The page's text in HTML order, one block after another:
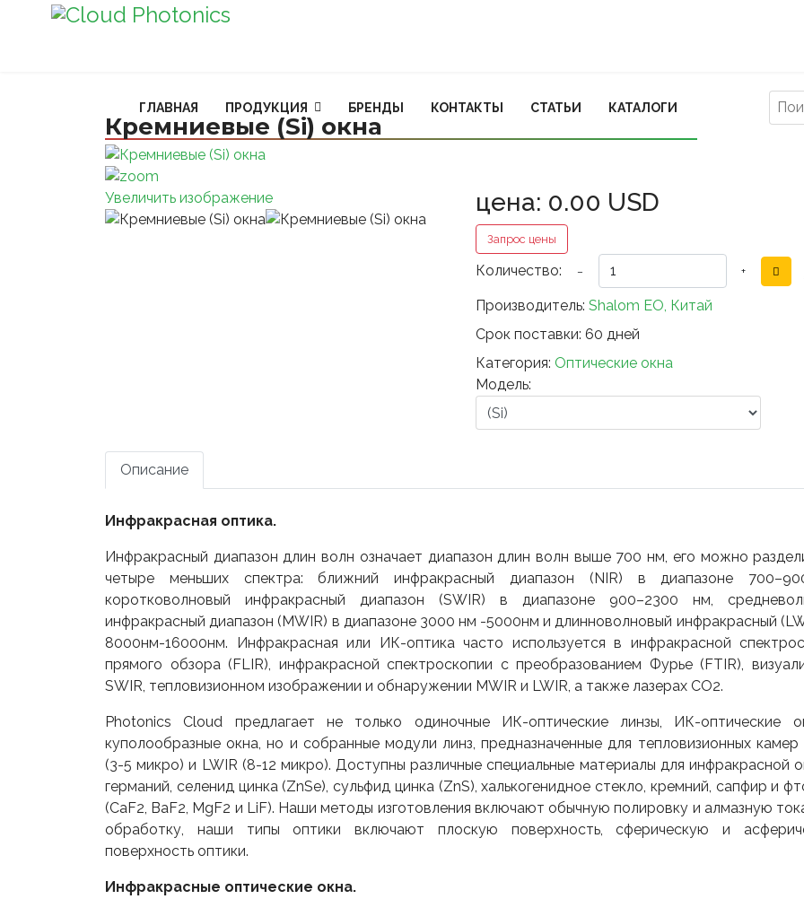
ГЛАВНАЯ ПРОДУКЦИЯ БРЕНДЫ КОНТАКТЫ СТАТЬИ КАТАЛОГИ
Кремниевые (Si) окна
Увеличить изображение цена: 0.00 USD
Запрос цены
Количество: − +
Производитель: Shalom EO, Китай
Срок поставки: 60 дней
Категория: Оптические окна
Модель:
Описание
Инфракрасная оптика.
Инфракрасный диапазон длин волн означает диапазон длин волн выше 700 нм, его можно
четыре меньших спектра: ближний инфракрасный диапазон (NIR) в диапазоне
коротковолновый инфракрасный диапазон (SWIR) в диапазоне 900–2300 нм,
инфракрасный диапазон (MWIR) в диапазоне 3000 нм -5000нм и длинноволновый инфракрасный
8000нм-16000нм. Инфракрасная или ИК-оптика часто используется в инфракрасной
прямого обзора (FLIR), инфракрасной спектроскопии с преобразованием Фурье (FTIR),
SWIR, тепловизионном изображении и обнаружении MWIR и LWIR, а также лазерах CO2.
Photonics Cloud предлагает не только одиночные ИК-оптические линзы, ИК-оптические
куполообразные окна, но и собранные модули линз, предназначенные для тепловизионных камер
(3-5 микро) и LWIR (8-12 микро). Доступны различные специальные материалы для инфракрасной
германий, селенид цинка (ZnSe), сульфид цинка (ZnS), халькогенидное стекло, кремний, сапфир и
(CaF2, BaF2, MgF2 и LiF). Наши методы изготовления включают обычную полировку и алмазную
обработку, наши типы оптики включают плоскую поверхность, сферическую и
поверхность оптики.
Инфракрасные оптические окна.